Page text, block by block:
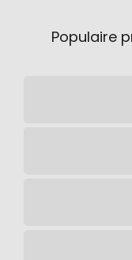
Populaire